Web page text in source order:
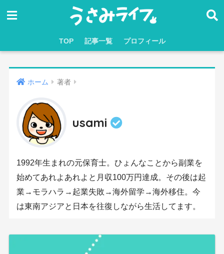
TOP 記事一覧 プロフィール
ホーム 著者
usami
1992年生まれの元保育士。ひょんなことから副業を
始めてあれよあれよと月収100万円達成。その後は起
業→モラハラ→起業失敗→海外留学→海外移住。今
は東南アジアと日本を往復しながら生活してます。